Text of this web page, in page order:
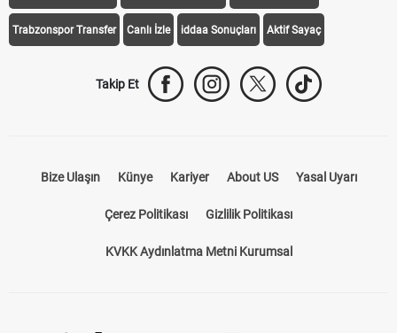
Trabzonspor Transfer Canlı İzle iddaa Sonuçları Aktif Sayaç
Takip Et
Bize Ulaşın Künye Kariyer About US Yasal Uyarı
Çerez Politikası Gizlilik Politikası
KVKK Aydınlatma Metni Kurumsal